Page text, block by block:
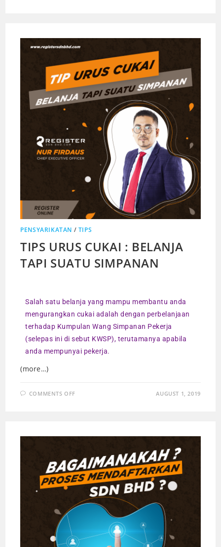
PENSYARIKATAN / TIPS
TIPS URUS CUKAI : BELANJA
TAPI SUATU SIMPANAN
Salah satu belanja yang mampu membantu anda
mengurangkan cukai adalah dengan perbelanjaan
terhadap Kumpulan Wang Simpanan Pekerja
(selepas ini di sebut KWSP), terutamanya apabila
anda mempunyai pekerja.
(more…)
COMMENTS OFF AUGUST 1, 2019